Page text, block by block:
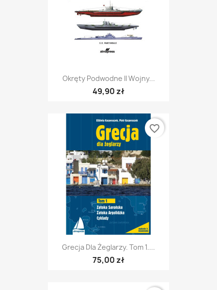
Okręty Podwodne II Wojny...
49,90 zł
Grecja Dla Żeglarzy. Tom 1....
75,00 zł
favorite_border